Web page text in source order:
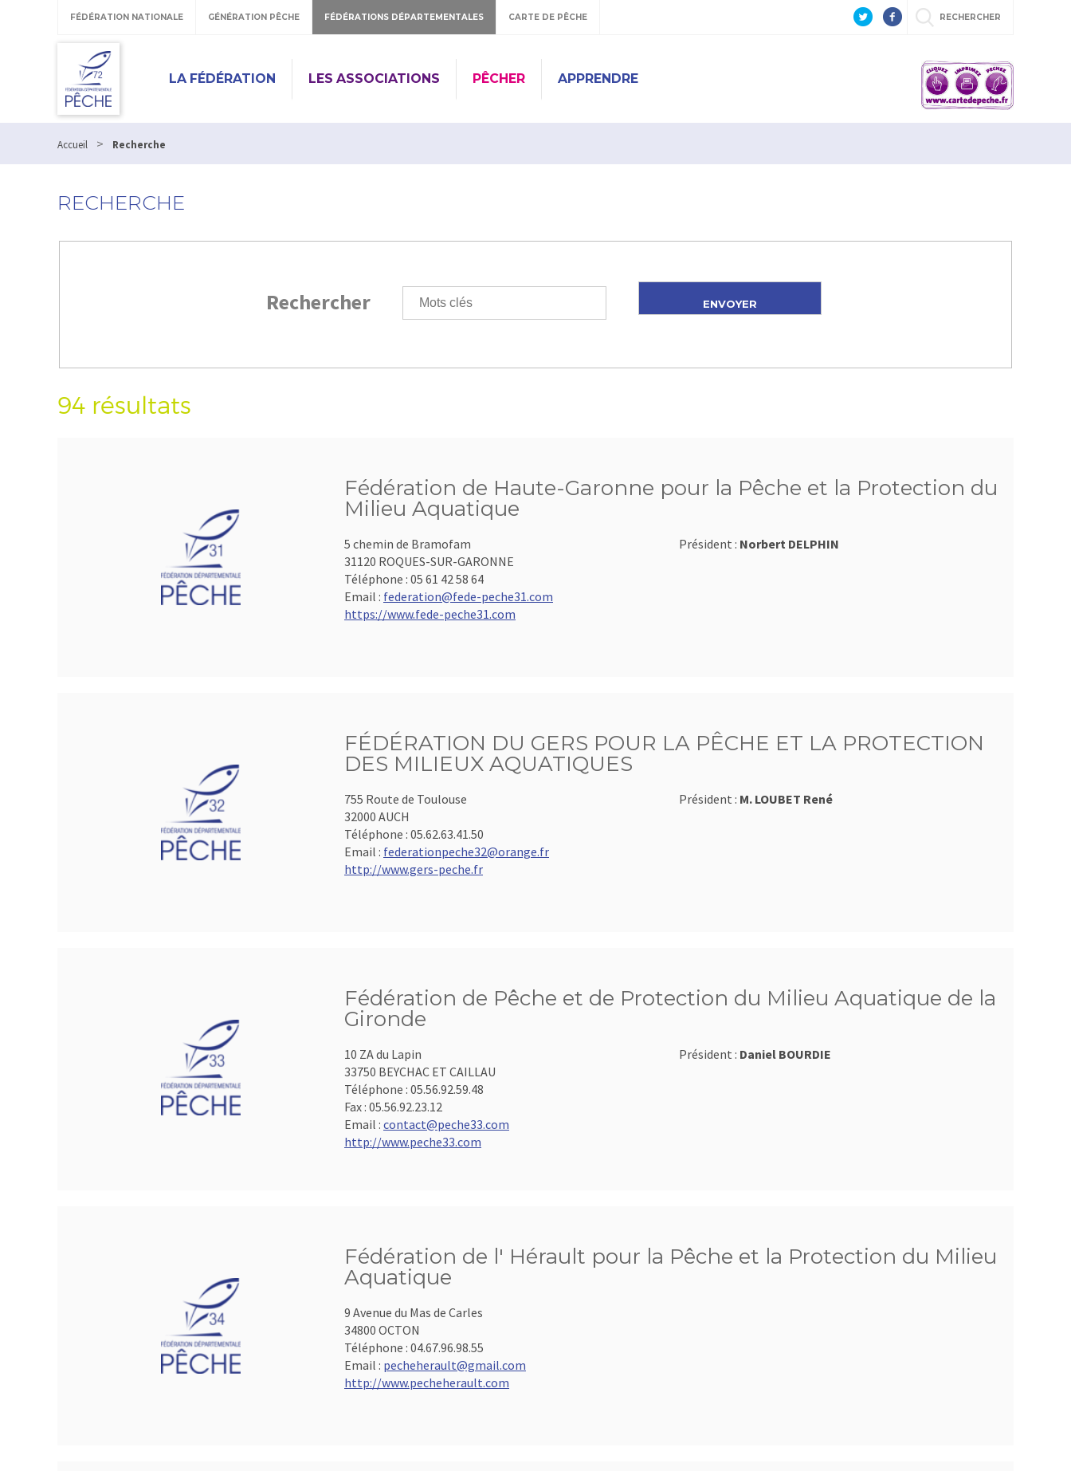
FÉDÉRATION NATIONALE GÉNÉRATION PÊCHE FÉDÉRATIONS DÉPARTEMENTALES CARTE DE PÊCHE RECHERCHER
LA FÉDÉRATION LES ASSOCIATIONS PÊCHER APPRENDRE
Accueil > Recherche
RECHERCHE
Rechercher
94 résultats
Fédération de Haute-Garonne pour la Pêche et la Protection du
Milieu Aquatique
5 chemin de Bramofam
31120 ROQUES-SUR-GARONNE
Téléphone : 05 61 42 58 64
Email : federation@fede-peche31.com
https://www.fede-peche31.com
Président : Norbert DELPHIN
FÉDÉRATION DU GERS POUR LA PÊCHE ET LA PROTECTION
DES MILIEUX AQUATIQUES
755 Route de Toulouse
32000 AUCH
Téléphone : 05.62.63.41.50
Email : federationpeche32@orange.fr
http://www.gers-peche.fr
Président : M. LOUBET René
Fédération de Pêche et de Protection du Milieu Aquatique de la
Gironde
10 ZA du Lapin
33750 BEYCHAC ET CAILLAU
Téléphone : 05.56.92.59.48
Fax : 05.56.92.23.12
Email : contact@peche33.com
http://www.peche33.com
Président : Daniel BOURDIE
Fédération de l' Hérault pour la Pêche et la Protection du Milieu
Aquatique
9 Avenue du Mas de Carles
34800 OCTON
Téléphone : 04.67.96.98.55
Email : pecheherault@gmail.com
http://www.pecheherault.com